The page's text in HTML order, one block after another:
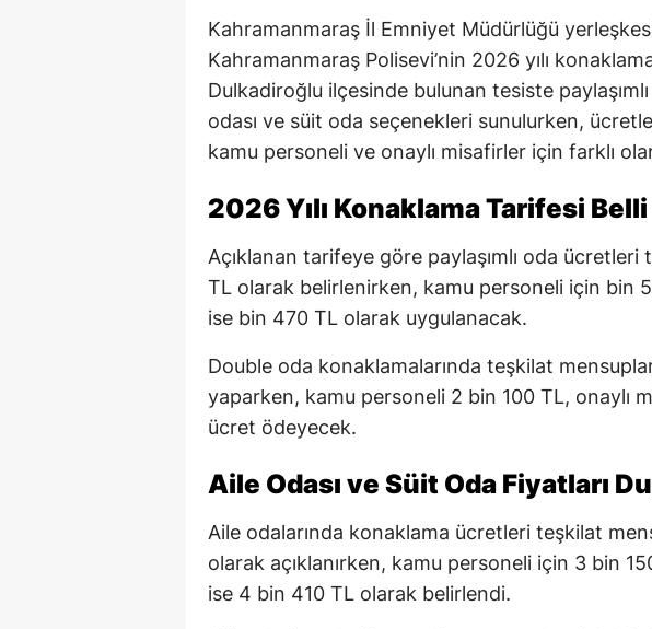
Kahramanmaraş İl Emniyet Müdürlüğü
Kahramanmaraş Polisevi’nin 2026 yılı
Dulkadiroğlu ilçesinde bulunan tesiste
odası ve süit oda seçenekleri sunulurken,
kamu personeli ve onaylı misafirler için farklı
2026 Yılı Konaklama Tarifesi
Açıklanan tarifeye göre paylaşımlı oda ücretleri
TL olarak belirlenirken, kamu personeli için bin
ise bin 470 TL olarak uygulanacak.
Double oda konaklamalarında teşkilat
yaparken, kamu personeli 2 bin 100 TL, onaylı
ücret ödeyecek.
Aile Odası ve Süit Oda Fiyatları
Aile odalarında konaklama ücretleri teşkilat
olarak açıklanırken, kamu personeli için 3 bin
ise 4 bin 410 TL olarak belirlendi.